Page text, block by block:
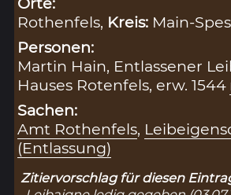
Rothenfels, Kreis: Main-
Personen:
Martin Hain, Entlassener
Hauses Rotenfels, erw. 1544
Sachen:
Amt Rothenfels,
(Entlassung)
Zitiervorschlag für diesen